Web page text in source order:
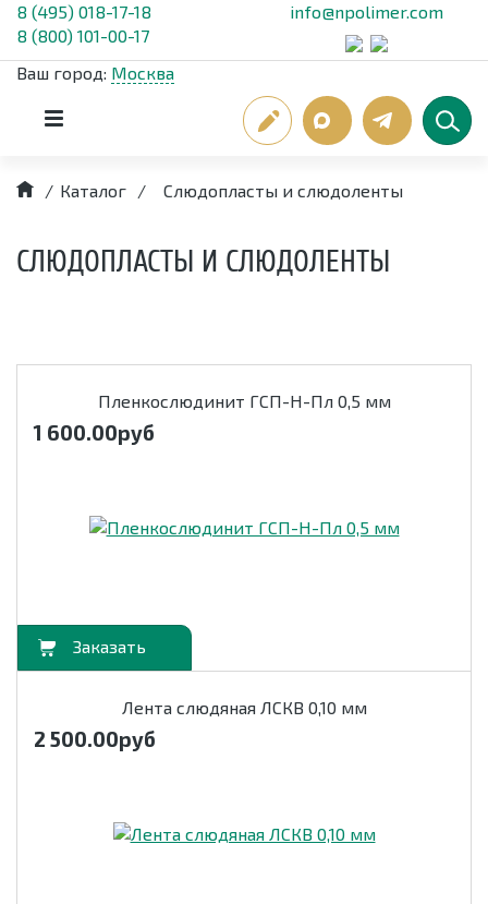
8 (495) 018-17-18
8 (800) 101-00-17
info@npolimer.com
Ваш город: Москва
/ Каталог / Слюдопласты и слюдоленты
СЛЮДОПЛАСТЫ И СЛЮДОЛЕНТЫ
Пленкослюдинит ГСП-Н-Пл 0,5 мм
1 600.00руб
Лента слюдяная ЛСКВ 0,10 мм
2 500.00руб